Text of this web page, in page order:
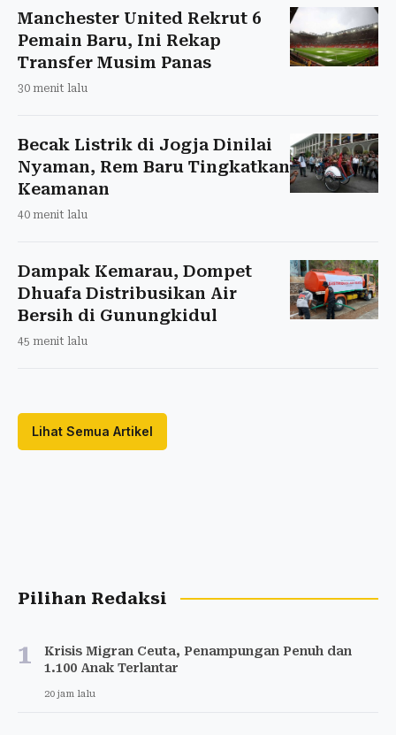
Manchester United Rekrut 6
Pemain Baru, Ini Rekap
Transfer Musim Panas
30 menit lalu
Becak Listrik di Jogja Dinilai
Nyaman, Rem Baru Tingkatkan
Keamanan
40 menit lalu
Dampak Kemarau, Dompet
Dhuafa Distribusikan Air
Bersih di Gunungkidul
45 menit lalu
Lihat Semua Artikel
Pilihan Redaksi
1
Krisis Migran Ceuta, Penampungan Penuh dan
1.100 Anak Terlantar
20 jam lalu